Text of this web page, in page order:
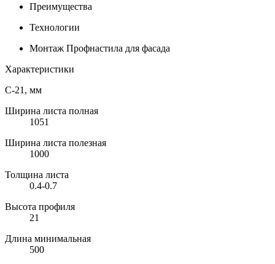
Преимущества
Технологии
Монтаж Профнастила для фасада
Характеристики
С-21, мм
Ширина листа полная
1051
Ширина листа полезная
1000
Толщина листа
0.4-0.7
Высота профиля
21
Длина минимальная
500